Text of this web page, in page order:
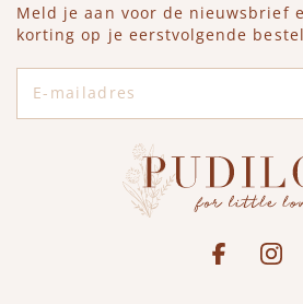
Meld je aan voor de nieuwsbrief
korting op je eerstvolgende
See our Facebook
Bekijk